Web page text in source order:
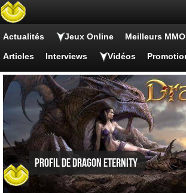
Actualités Jeux Online Meilleurs
Articles Interviews Vidéos
Profil de Dragon Eternity